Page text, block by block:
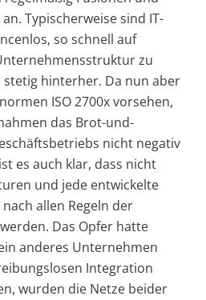
Typischerweise sind IT-
so schnell auf
zu
hinterher. Da nun aber
ISO 2700x vorsehen,
das Brot-und-
nicht negativ
es auch klar, dass nicht
und jede entwickelte
allen Regeln der
Das Opfer hatte
anderes Unternehmen
Integration
wurden die Netze beider